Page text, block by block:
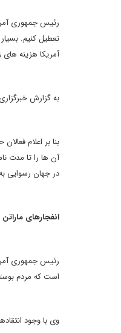
رئیس جمهوری
تعطیل کنیم.
آمریکا هزینه های
به گزارش
بنا بر اعلام
آن ها را تا مدت
در جهان رسوایی
انفجارهای
است که مردم
وی با وجود